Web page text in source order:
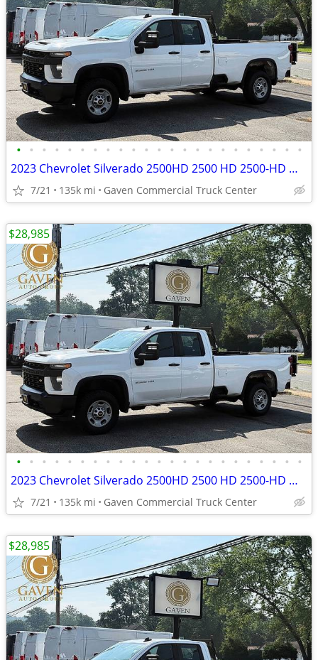
• • • • • • • • • • • • • • • • • • • • • • •
2023 Chevrolet Silverado 2500HD 2500 HD 2500-HD Work Truck 4x4Double 4
7/21 135k mi Gaven Commercial Truck Center
• • • • • • • • • • • • • • • • • • • • • • •
2023 Chevrolet Silverado 2500HD 2500 HD 2500-HD Work Truck 4x4Double 4
7/21 135k mi Gaven Commercial Truck Center
$28,985
$28,985